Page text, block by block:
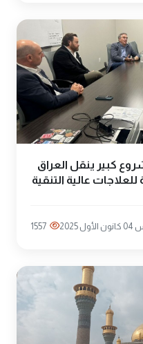
كبير ينقل العراق
عالية التنقية
2025
1557